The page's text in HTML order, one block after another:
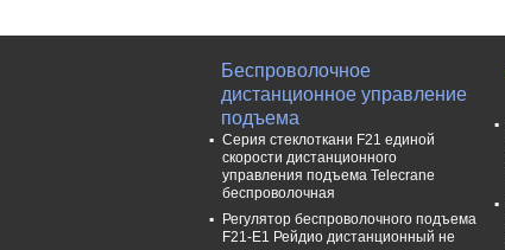
Беспроволочное
дистанционное управление
подъема
Серия стеклоткани F21 единой
скорости дистанционного
управления подъема Telecrane
беспроволочная
Регулятор беспроволочного подъема
F21-E1 Рейдио дистанционный не